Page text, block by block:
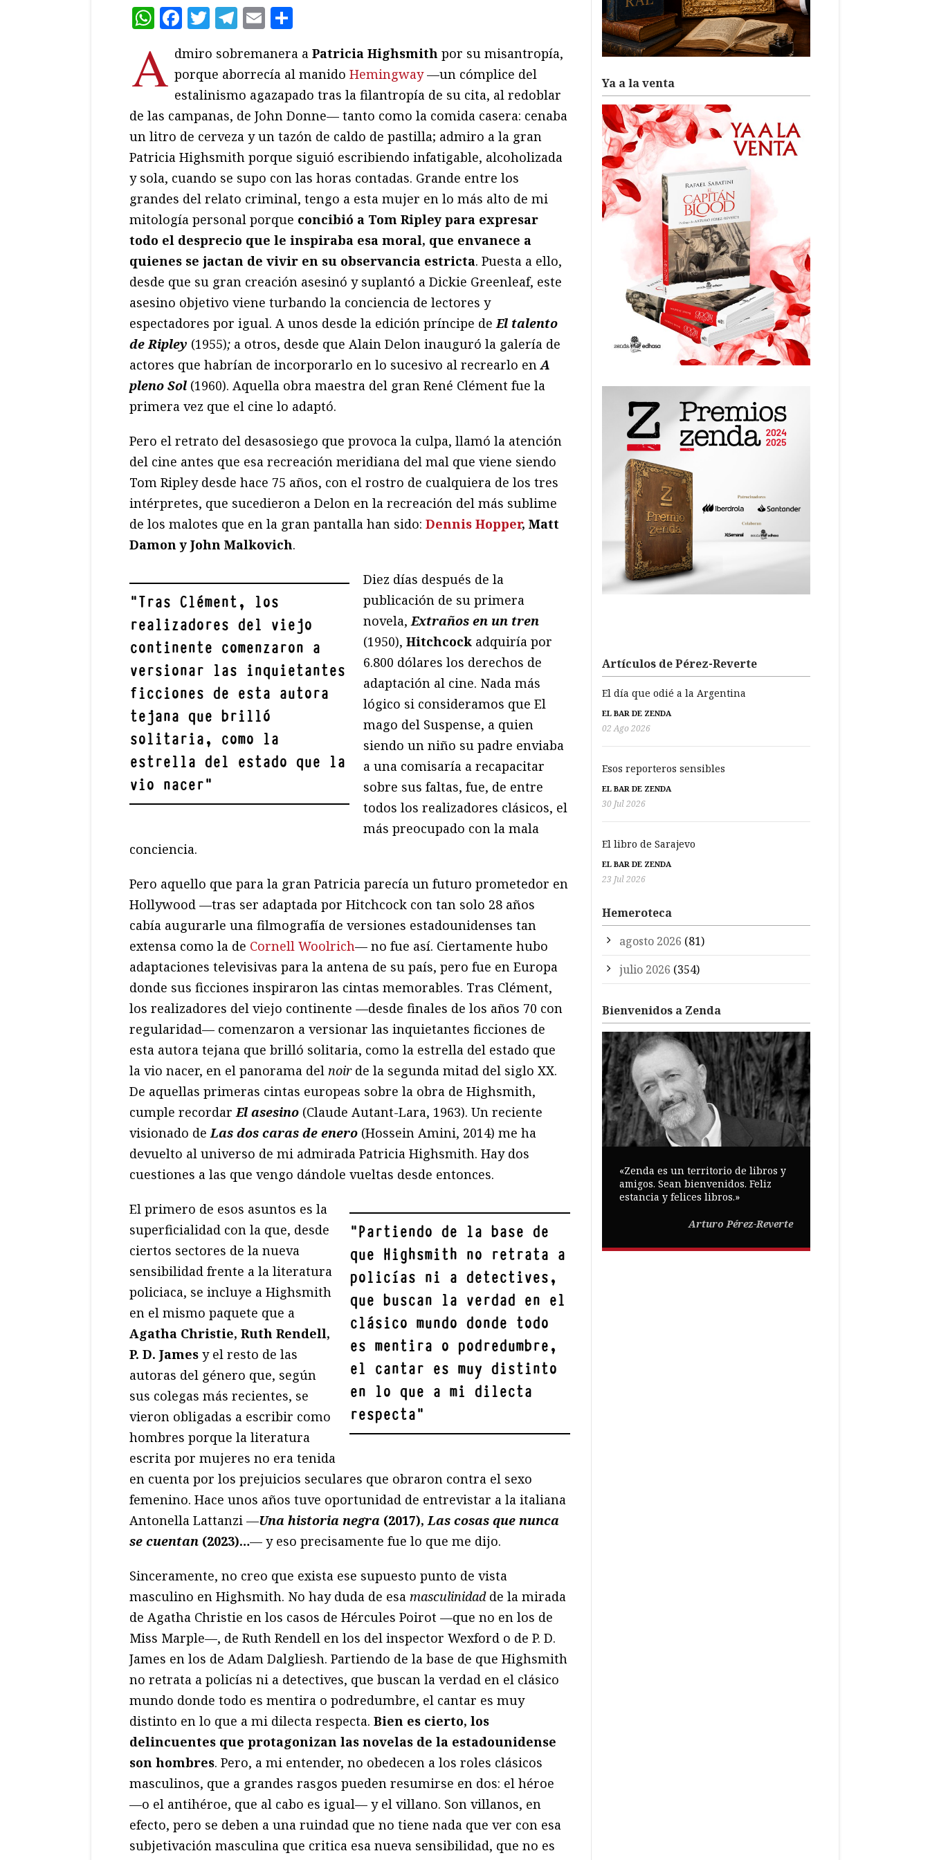
WhatsApp
Facebook
Twitter
Telegram
Email
A dmiro sobremanera a Patricia Highsmith por su misantropía,
porque aborrecía al manido Hemingway—un cómplice del
estalinismo agazapado tras la filantropía de su cita, al redoblar
de las campanas, de John Donne— tanto como la comida casera: cenaba
un litro de cerveza y un tazón de caldo de pastilla; admiro a la gran
Patricia Highsmith porque siguió escribiendo infatigable, alcoholizada
y sola, cuando se supo con las horas contadas. Grande entre los
grandes del relato criminal, tengo a esta mujer en lo más alto de mi
mitología personal porque concibió a Tom Ripley para expresar
todo el desprecio que le inspiraba esa moral, que envanece a
quienes se jactan de vivir en su observancia estricta. Puesta a ello,
desde que su gran creación asesinó y suplantó a Dickie Greenleaf, este
asesino objetivo viene turbando la conciencia de lectores y
espectadores por igual. A unos desde la edición príncipe deEl talento
de Ripley (1955); a otros, desde que Alain Delon inauguró la galería de
actores que habrían de incorporarlo en lo sucesivo al recrearlo en A
pleno Sol (1960). Aquella obra maestra del gran René Clément fue la
primera vez que el cine lo adaptó.
Pero el retrato del desasosiego que provoca la culpa, llamó la atención
del cine antes que esa recreación meridiana del mal que viene siendo
Tom Ripley desde hace 75 años, con el rostro de cualquiera de los tres
intérpretes, que sucedieron a Delon en la recreación del más sublime
de los malotes que en la gran pantalla han sido: Dennis Hopper, Matt
Damon y John Malkovich.
"Tras Clément, los
realizadores del viejo
continente comenzaron a
versionar las inquietantes
ficciones de esta autora
tejana que brilló
solitaria, como la
estrella del estado que la
vio nacer"
Diez días después de la
publicación de su primera
novela,Extraños en un tren
(1950),Hitchcock adquiría por
6.800 dólares los derechos de
adaptación al cine. Nada más
lógico si consideramos que El
mago del Suspense, a quien
siendo un niño su padre enviaba
a una comisaría a recapacitar
sobre sus faltas, fue, de entre
todos los realizadores clásicos, el
más preocupado con la mala
conciencia.
Pero aquello que para la gran Patricia parecía un futuro prometedor en
Hollywood —tras ser adaptada por Hitchcock con tan solo 28 años
cabía augurarle una filmografía de versiones estadounidenses tan
extensa como la de Cornell Woolrich— no fue así. Ciertamente hubo
adaptaciones televisivas para la antena de su país, pero fue en Europa
donde sus ficciones inspiraron las cintas memorables. Tras Clément,
los realizadores del viejo continente —desde finales de los años 70 con
regularidad— comenzaron a versionar las inquietantes ficciones de
esta autora tejana que brilló solitaria, como la estrella del estado que
la vio nacer, en el panorama del noir de la segunda mitad del siglo XX.
De aquellas primeras cintas europeas sobre la obra de Highsmith,
cumple recordar El asesino (Claude Autant-Lara, 1963). Un reciente
visionado de Las dos caras de enero (Hossein Amini, 2014) me ha
devuelto al universo de mi admirada Patricia Highsmith. Hay dos
cuestiones a las que vengo dándole vueltas desde entonces.
"Partiendo de la base de
que Highsmith no retrata a
policías ni a detectives,
que buscan la verdad en el
clásico mundo donde todo
es mentira o podredumbre,
el cantar es muy distinto
en lo que a mi dilecta
respecta"
El primero de esos asuntos es la
superficialidad con la que, desde
ciertos sectores de la nueva
sensibilidad frente a la literatura
policiaca, se incluye a Highsmith
en el mismo paquete que a
Agatha Christie, Ruth Rendell,
P. D. James y el resto de las
autoras del género que, según
sus colegas más recientes, se
vieron obligadas a escribir como
hombres porque la literatura
escrita por mujeres no era tenida
en cuenta por los prejuicios seculares que obraron contra el sexo
femenino. Hace unos años tuve oportunidad de entrevistar a la italiana
Antonella Lattanzi —Una historia negra (2017),Las cosas que nunca
se cuentan (2023)…— y eso precisamente fue lo que me dijo.
Sinceramente, no creo que exista ese supuesto punto de vista
masculino en Highsmith. No hay duda de esa masculinidadde la mirada
de Agatha Christie en los casos de Hércules Poirot —que no en los de
Miss Marple—, de Ruth Rendell en los del inspector Wexford o de P. D.
James en los de Adam Dalgliesh. Partiendo de la base de que Highsmith
no retrata a policías ni a detectives, que buscan la verdad en el clásico
mundo donde todo es mentira o podredumbre, el cantar es muy
distinto en lo que a mi dilecta respecta. Bien es cierto, los
delincuentes que protagonizan las novelas de la estadounidense
son hombres. Pero, a mi entender, no obedecen a los roles clásicos
masculinos, que a grandes rasgos pueden resumirse en dos: el héroe
—o el antihéroe, que al cabo es igual— y el villano. Son villanos, en
efecto, pero se deben a una ruindad que no tiene nada que ver con esa
subjetivación masculina que critica esa nueva sensibilidad, que no es
Ya a la venta
Artículos de Pérez-Reverte
El día que odié a la Argentina
EL BAR DE ZENDA
02 Ago 2026
Esos reporteros sensibles
EL BAR DE ZENDA
30 Jul 2026
El libro de Sarajevo
EL BAR DE ZENDA
23 Jul 2026
Hemeroteca
agosto 2026 (81)
julio 2026 (354)
Bienvenidos a Zenda
«Zenda es un territorio de libros y
amigos. Sean bienvenidos. Feliz
estancia y felices libros.»
Arturo Pérez-Reverte